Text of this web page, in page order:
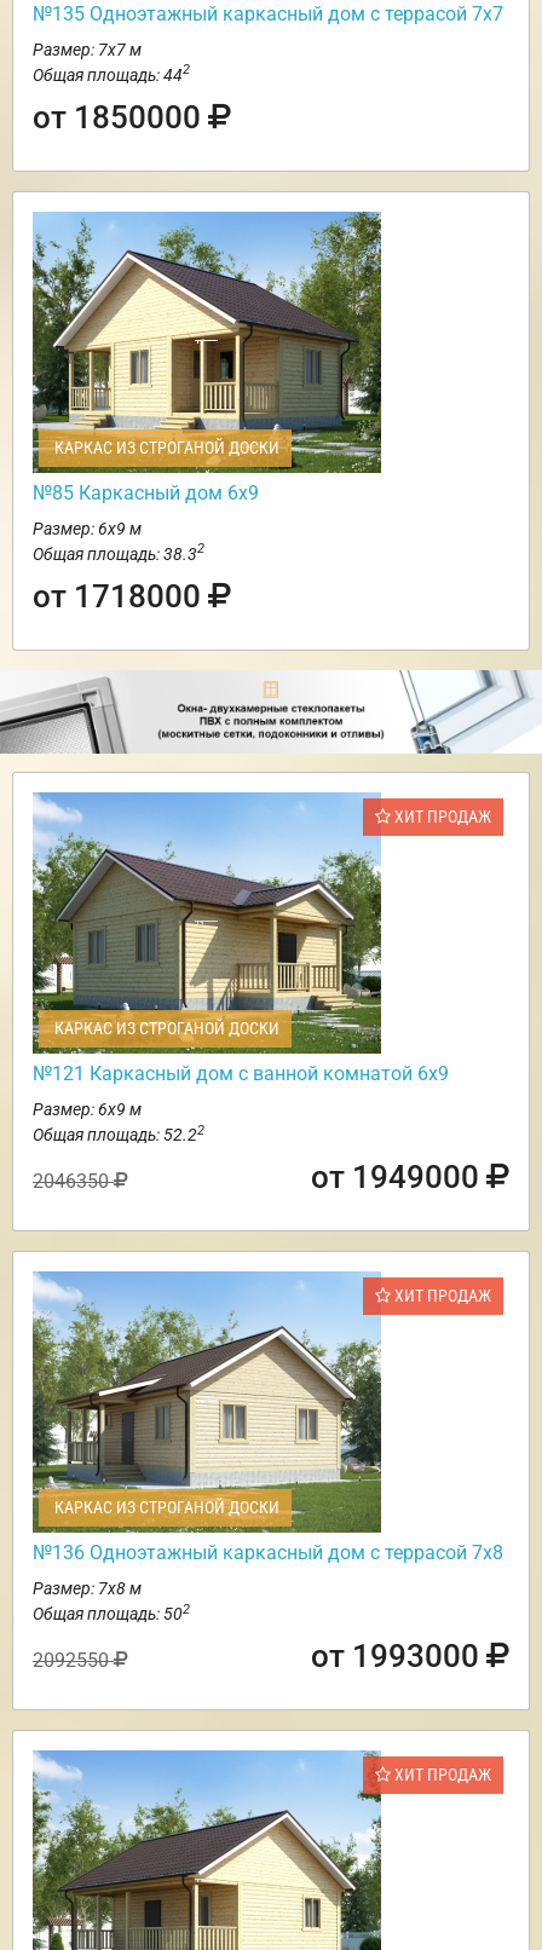
№135 Одноэтажный каркасный дом с террасой 7х7
Размер: 7х7 м
Общая площадь: 442
от 1850000
КАРКАС ИЗ СТРОГАНОЙ ДОСКИ
№85 Каркасный дом 6х9
Размер: 6х9 м
Общая площадь: 38.32
от 1718000
ХИТ ПРОДАЖ
КАРКАС ИЗ СТРОГАНОЙ ДОСКИ
№121 Каркасный дом с ванной комнатой 6х9
Размер: 6х9 м
Общая площадь: 52.22
2046350 от 1949000
ХИТ ПРОДАЖ
КАРКАС ИЗ СТРОГАНОЙ ДОСКИ
№136 Одноэтажный каркасный дом с террасой 7х8
Размер: 7х8 м
Общая площадь: 502
2092550 от 1993000
ХИТ ПРОДАЖ